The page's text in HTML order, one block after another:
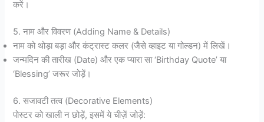
करें।
5. नाम और विवरण (Adding Name & Details)
नाम को थोड़ा बड़ा और कंट्रास्ट कलर (जैसे व्हाइट या गोल्डन) में लिखें।
जन्मदिन की तारीख (Date) और एक प्यारा सा ‘Birthday Quote’ या
‘Blessing’ जरूर जोड़ें।
6. सजावटी तत्व (Decorative Elements)
पोस्टर को खाली न छोड़ें, इसमें ये चीज़ें जोड़ें: